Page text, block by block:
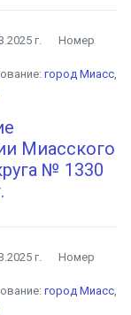
г.
Номер
город Миасс,
Миасского
№ 1330
г.
Номер
город Миасс,